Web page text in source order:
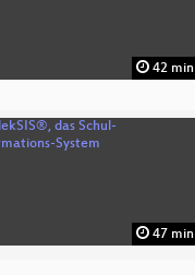
42 min
47 min